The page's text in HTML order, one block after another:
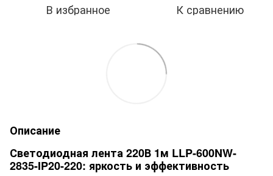
В избранное К сравнению
Описание
Светодиодная лента 220В 1м LLP-600NW-
2835-IP20-220: яркость и эффективность